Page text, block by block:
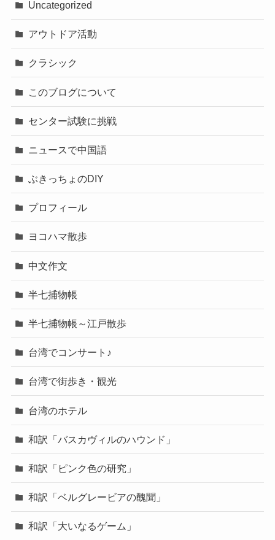
Uncategorized
アウトドア活動
クラシック
このブログについて
センター試験に挑戦
ニュースで中国語
ぶきっちょのDIY
プロフィール
ヨコハマ散歩
中文作文
半七捕物帳
半七捕物帳～江戸散歩
台湾でコンサート♪
台湾で街歩き・観光
台湾のホテル
和訳「バスカヴィルのハウンド」
和訳「ピンク色の研究」
和訳「ベルグレービアの醜聞」
和訳「大いなるゲーム」